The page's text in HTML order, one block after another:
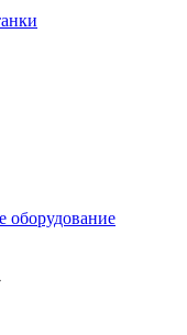
оборудование